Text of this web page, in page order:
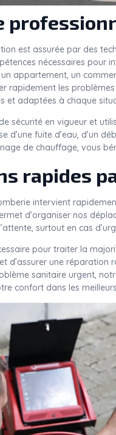
est assurée par des
nécessaires pour
appartement, un
rapidement les
et adaptées à chaque
sécurité en vigueur et
d’une fuite d’eau, d’un
de chauffage, vous
rapides
intervient
d’organiser nos
surtout en cas
pour traiter la
d’assurer une
sanitaire urgent,
confort dans les